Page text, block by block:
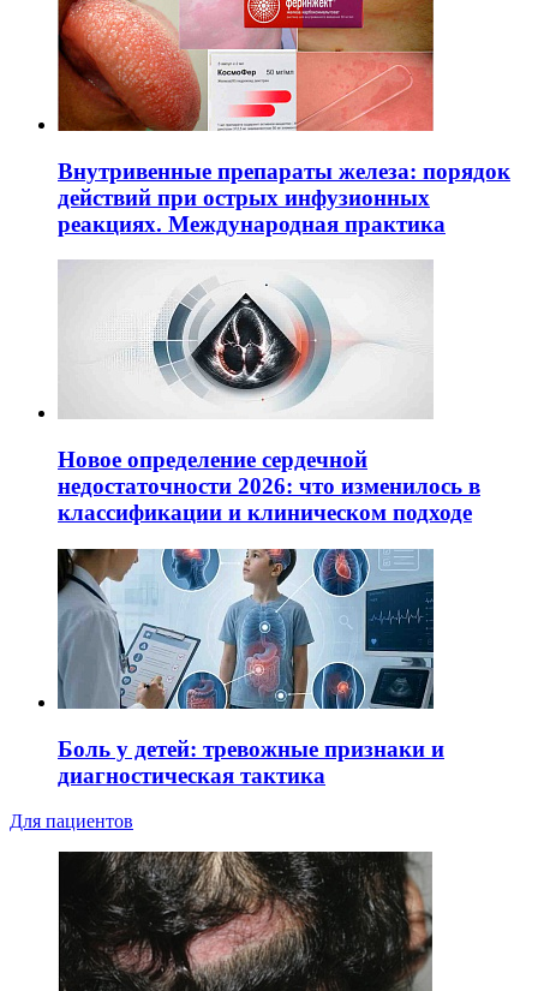
Внутривенные препараты железа: порядок
действий при острых инфузионных
реакциях. Международная практика
Новое определение сердечной
недостаточности 2026: что изменилось в
классификации и клиническом подходе
Боль у детей: тревожные признаки и
диагностическая тактика
Для пациентов